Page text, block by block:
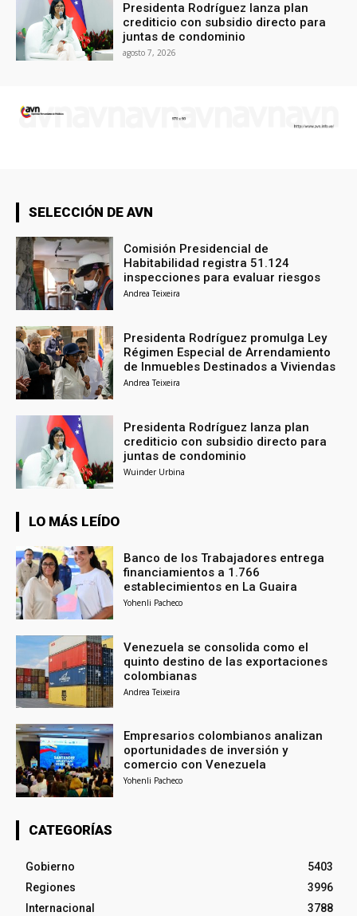
Presidenta Rodríguez lanza plan
crediticio con subsidio directo para
juntas de condominio
agosto 7, 2026
SELECCIÓN DE AVN
Comisión Presidencial de
Habitabilidad registra 51.124
inspecciones para evaluar riesgos
Andrea Teixeira
Presidenta Rodríguez promulga Ley
Régimen Especial de Arrendamiento
de Inmuebles Destinados a Viviendas
Andrea Teixeira
Presidenta Rodríguez lanza plan
crediticio con subsidio directo para
juntas de condominio
Wuinder Urbina
LO MÁS LEÍDO
Banco de los Trabajadores entrega
financiamientos a 1.766
establecimientos en La Guaira
Yohenli Pacheco
Venezuela se consolida como el
quinto destino de las exportaciones
colombianas
Andrea Teixeira
Empresarios colombianos analizan
oportunidades de inversión y
comercio con Venezuela
Yohenli Pacheco
CATEGORÍAS
Gobierno
5403
Regiones
3996
Internacional
3788